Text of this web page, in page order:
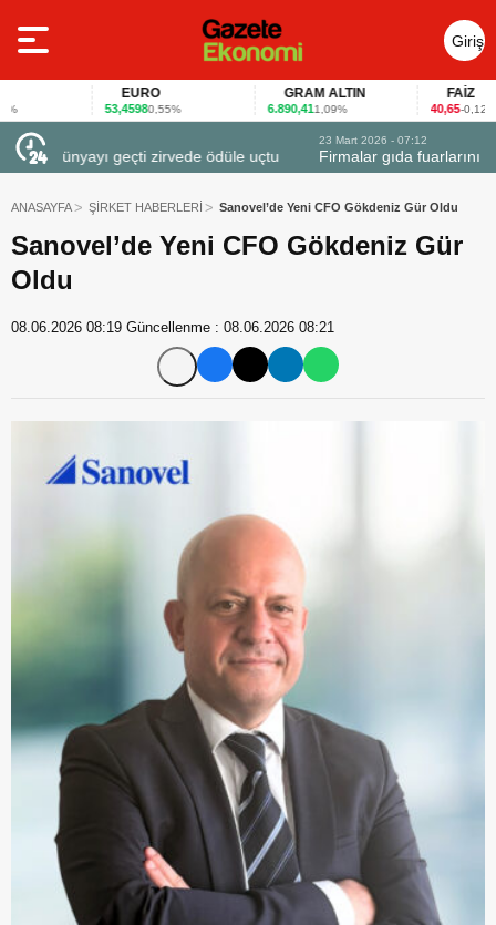
Giriş
Yap
EURO
53,45980,55%
GRAM ALTIN
6.890,411,09% -0,12%
Firmalar gıda fuarlarını bu anket ile değerlendirdi
ANASAYFA ŞİRKET HABERLERİ Sanovel’de Yeni CFO Gökdeniz Gür Oldu
Sanovel’de Yeni CFO Gökdeniz Gür
Oldu
08.06.2026 08:19 Güncellenme : 08.06.2026 08:21